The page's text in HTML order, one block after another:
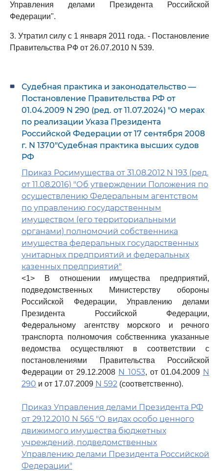
Управления делами Президента Российской
Федерации".
3. Утратил силу с 1 января 2011 года. - Постановление
Правительства РФ от 26.07.2010 N 539.
Судебная практика и законодательство —
Постановление Правительства РФ от
01.04.2009 N 290 (ред. от 11.07.2024) "О мерах
по реализации Указа Президента
Российской Федерации от 17 сентября 2008
г. N 1370"Судебная практика высших судов
РФ
Приказ Росимущества от 31.08.2012 N 193 (ред.
от 11.08.2016) "Об утверждении Положения по
осуществлению Федеральным агентством
по управлению государственным
имуществом (его территориальными
органами) полномочий собственника
имущества федеральных государственных
унитарных предприятий и федеральных
казенных предприятий"
<1> В отношении имущества предприятий,
подведомственных Министерству обороны
Российской Федерации, Управлению делами
Президента Российской Федерации,
Федеральному агентству морского и речного
транспорта полномочия собственника указанные
ведомства осуществляют в соответствии с
постановлениями Правительства Российской
Федерации от 29.12.2008 N 1053, от 01.04.2009 N
290 и от 17.07.2009 N 592 (соответственно).
Приказ Управления делами Президента РФ
от 29.12.2010 N 565 "О видах особо ценного
движимого имущества бюджетных
учреждений, подведомственных
Управлению делами Президента Российской
Федерации"